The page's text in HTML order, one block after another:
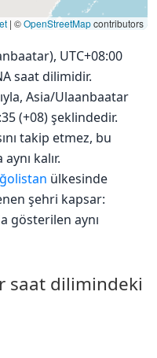
| ©OpenStreetMapcontributors
UTC+08:00
saat dilimidir.
Asia/Ulaanbaatar
(+08) şeklindedir.
takip etmez, bu
kalır.
ülkesinde
şehri kapsar:
gösterilen aynı
saat dilimindeki